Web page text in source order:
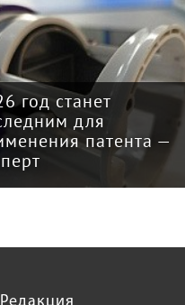
год станет
для
патента —